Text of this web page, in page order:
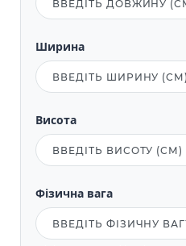
Ширина
Висота
Фізична вага